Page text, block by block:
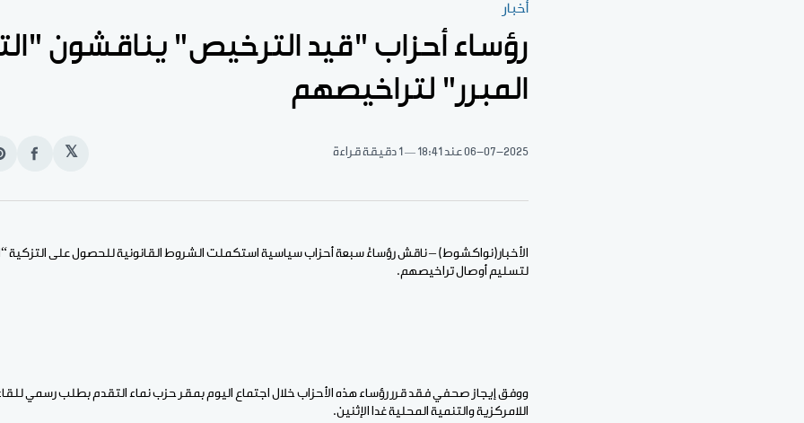
أخبار
رؤساء أحزاب "قيد الترخيص" يناقشون
المبرر" لتراخيصهم
06-07-2025عند 18:41 1 دقيقة قراءة 𝕏
انشر
الأخبار(نواكشوط) – ناقش رؤساءُ سبعة أحزاب سياسية استكملت الشروط القانونية للحصول على التزكية
لتسليم أوصال تراخيصهم.
ووفق إيجاز صحفي فقد قرر رؤساء هذه الأحزاب خلال اجتماع اليوم بمقر حزب نماء التقدم بطلب رسمي للقاء
اللامركزية والتنمية المحلية غدا الإثنين.